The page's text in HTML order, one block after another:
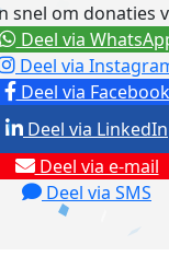
snel om donaties
Deel via Facebook
Deel via
Deel via e-mail
Deel via SMS
Deel via LinkedIn
Deel via